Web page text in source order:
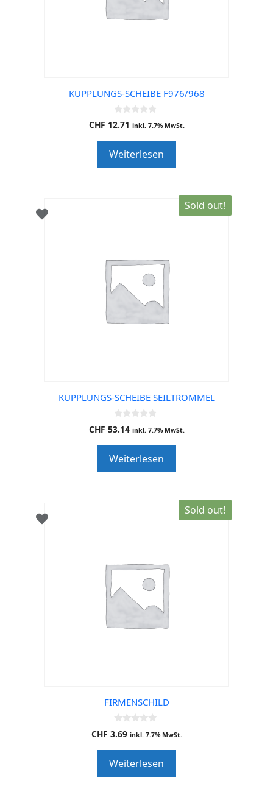
KUPPLUNGS-SCHEIBE F976/968
0
o
o
f
5
CHF 12.71 inkl. 7.7% MwSt.
Weiterlesen
Sold out!
KUPPLUNGS-SCHEIBE SEILTROMMEL
0
o
o
f
5
CHF 53.14 inkl. 7.7% MwSt.
Weiterlesen
Sold out!
FIRMENSCHILD
0
o
o
f
5
CHF 3.69 inkl. 7.7% MwSt.
Weiterlesen